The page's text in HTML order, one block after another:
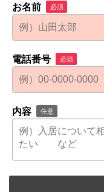
お名前 必須
電話番号 必須
内容 任意